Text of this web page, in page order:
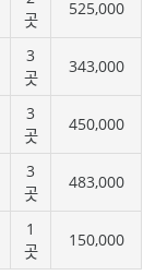
곳
525,000
3
곳
343,000
3
곳
450,000
3
곳
483,000
1
곳
150,000